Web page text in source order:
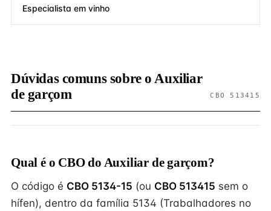
Especialista em vinho
Dúvidas comuns sobre o Auxiliar
de garçom
CBO 513415
Qual é o CBO do Auxiliar de garçom?
O código é CBO 5134-15 (ou CBO 513415 sem o
hífen), dentro da família 5134 (Trabalhadores no